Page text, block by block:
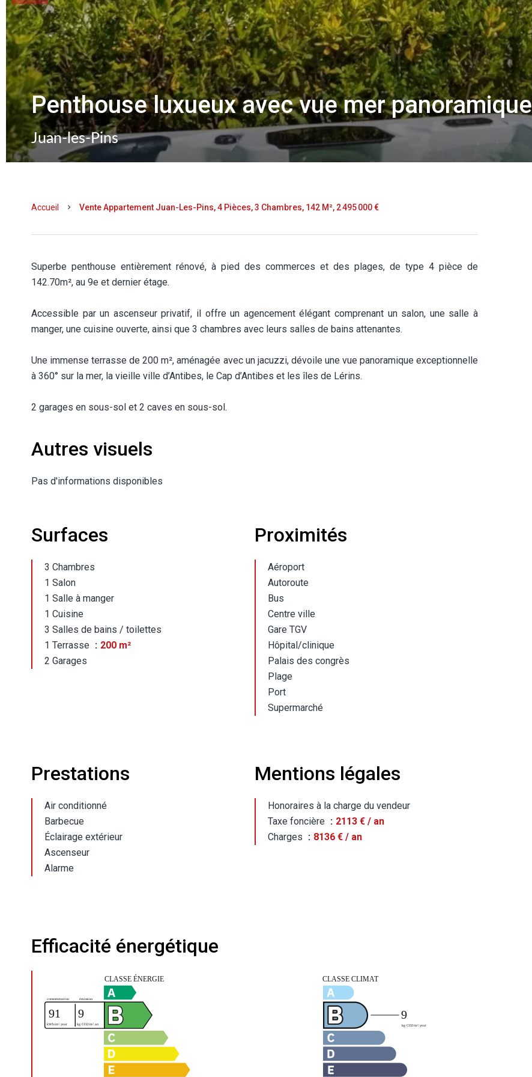
Penthouse luxueux avec vue mer panoramique
Juan-les-Pins
Accueil Vente Appartement Juan-Les-Pins, 4 Pièces, 3 Chambres, 142 M², 2 495 000 €
Superbe penthouse entièrement rénové, à pied des commerces et des plages, de type 4 pièce de
142.70m², au 9e et dernier étage.
Accessible par un ascenseur privatif, il offre un agencement élégant comprenant un salon, une salle à
manger, une cuisine ouverte, ainsi que 3 chambres avec leurs salles de bains attenantes.
Une immense terrasse de 200 m², aménagée avec un jacuzzi, dévoile une vue panoramique exceptionnelle
à 360° sur la mer, la vieille ville d’Antibes, le Cap d’Antibes et les îles de Lérins.
2 garages en sous-sol et 2 caves en sous-sol.
Autres visuels
Pas d'informations disponibles
Surfaces
3 Chambres
1 Salon
1 Salle à manger
1 Cuisine
3 Salles de bains / toilettes
1 Terrasse
200 m²
2 Garages
Proximités
Aéroport
Autoroute
Bus
Centre ville
Gare TGV
Hôpital/clinique
Palais des congrès
Plage
Port
Supermarché
Prestations
Air conditionné
Barbecue
Éclairage extérieur
Ascenseur
Alarme
Mentions légales
Honoraires à la charge du vendeur
Taxe foncière
2113 € / an
Charges
8136 € / an
Efficacité énergétique